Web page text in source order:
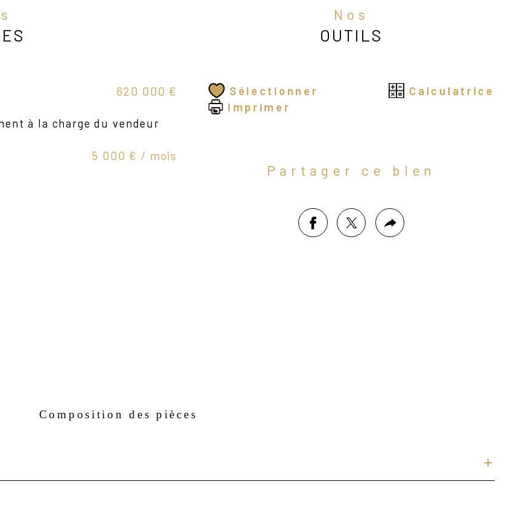
- Hangar et entrepôt : 1820m² - grande
* Cadre professionnel en développement
* Opportunité d'implantation ou d'extension
Les informations sur les risques auxquels ce bien est
620 000 €
à la charge du vendeur
5 000 € / mois
Nos
OUTILS
Sélectionner
Calculatrice
Imprimer
Partager ce bien
Composition des pièces